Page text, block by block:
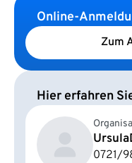
Online-
Zum
Hier erfahren
Ursula
0721/